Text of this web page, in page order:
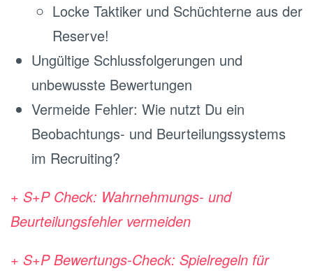
Locke Taktiker und Schüchterne aus der
Reserve!
Ungültige Schlussfolgerungen und
unbewusste Bewertungen
Vermeide Fehler: Wie nutzt Du ein
Beobachtungs- und Beurteilungssystems
im Recruiting?
+ S+P Check: Wahrnehmungs- und
Beurteilungsfehler vermeiden
+ S+P Bewertungs-Check: Spielregeln für